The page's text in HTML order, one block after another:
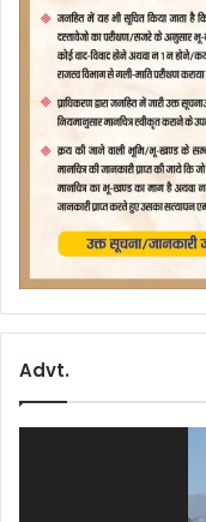
Advt.